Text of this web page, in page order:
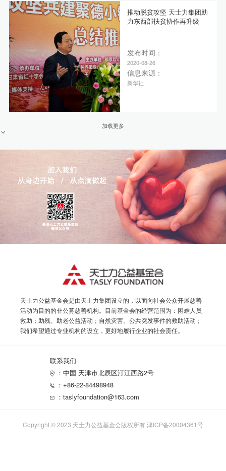
推动脱贫攻坚 天士力集团助
力东西部扶贫协作再升级
发布时间：
2020-08-26
信息来源：
新华社
加载更多
天士力公益基金会是由天士力集团设立的，以面向社会公众开展慈善
活动为目的的非公募慈善机构。目前基金会的经营范围为：困难人员
救助；助残、助老公益活动；自然灾害、公共突发事件的救助活动；
我们希望通过专业机构的设立，更好地履行企业的社会责任。
联系我们
：中国 天津市北辰区汀江西路2号
：+86-22-84498948
：taslyfoundation@163.com
Copyright © 2023 天士力公益基金会版权所有津ICP备20004361号